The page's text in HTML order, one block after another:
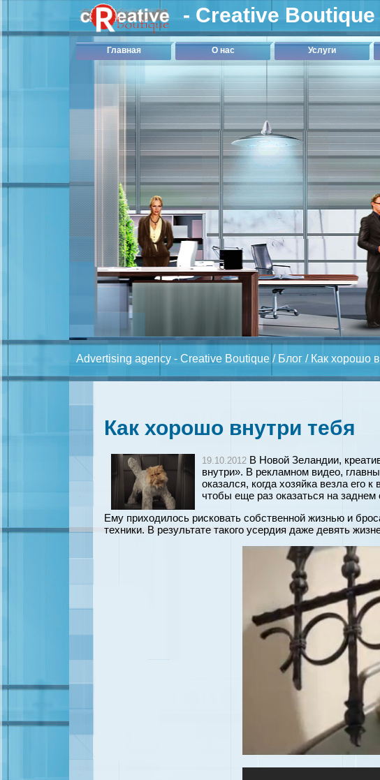
- Creative Boutique
Главная О нас Услуги
Advertising agency - Creative Boutique/ Блог / Как хорошо
Как хорошо внутри тебя
19.10.2012 В Новой Зеландии,
внутри». В рекламном видео,
оказался, когда хозяйка везла его
чтобы еще раз оказаться на заднем
Ему приходилось рисковать собственной жизнью и
техники. В результате такого усердия даже девять